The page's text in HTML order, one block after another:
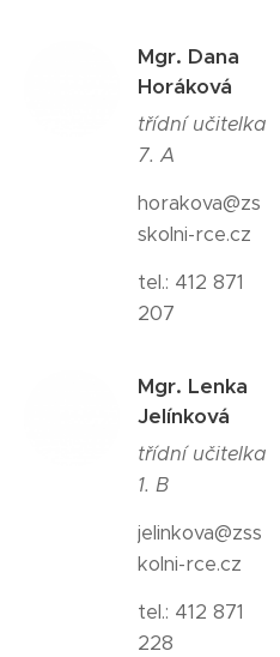
Mgr. Dana
Horáková
třídní učitelka
7. A
horakova@zs
skolni-rce.cz
tel.: 412 871
207
Mgr. Lenka
Jelínková
třídní učitelka
1. B
jelinkova@zss
kolni-rce.cz
tel.: 412 871
228